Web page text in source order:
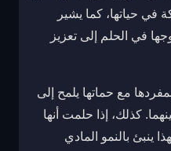
في حياتها، كما يشير
في الحلم إلى تعزيز
مع حماتها يلمح إلى
كذلك، إذا حلمت أنها
ينبئ بالنمو المادي